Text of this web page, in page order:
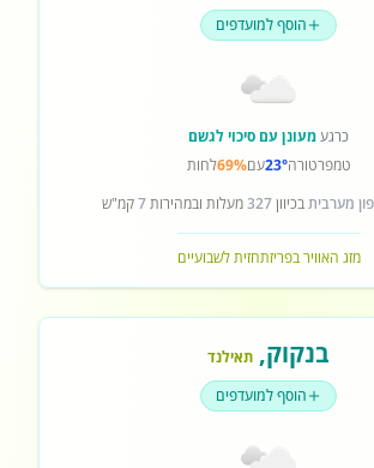
הוסף למועדפים
כרגעמעונן עם סיכוי לגשם
טמפרטורה23°עם69%לחות
מערביתבכיוון327מעלות ובמהירות7קמ"ש
מזג האוויר בפריזתחזית לשבועיים
בנקוק, תאילנד
הוסף למועדפים